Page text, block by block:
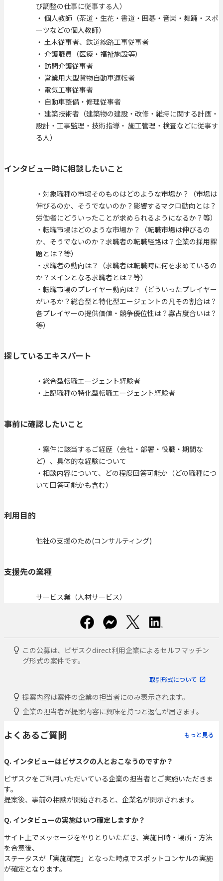
び調整の仕事に従事する人）
・ 個人教師（茶道・生花・書道・囲碁・音楽・舞踊・スポ
ーツなどの個人教師）
・ 土木従事者、鉄道線路工事従事者
・ 介護職員（医療・福祉施設等）
・ 訪問介護従事者
・ 営業用大型貨物自動車運転者
・ 電気工事従事者
・ 自動車整備・修理従事者
・ 建築技術者（建築物の建設・改修・維持に関する計画・
設計・工事監理・技術指導・ 施工管理・検査などに従事す
る人）
インタビュー時に相談したいこと
・対象職種の市場そのものはどのような市場か？（市場は
伸びるのか、そうでないのか？影響するマクロ動向とは？
労働者にどういったことが求められるようになるか？等）
・転職市場はどのような市場か？（転職市場は伸びるの
か、そうでないのか？求職者の転職経路は？企業の採用課
題とは？等）
・求職者の動向は？（求職者は転職時に何を求めているの
か？メインとなる求職者とは？等）
・転職市場のプレイヤー動向は？（どういったプレイヤー
がいるか？総合型と特化型エージェントの凡その割合は？
各プレイヤーの提供価値・競争優位性は？寡占度合いは？
等）
探しているエキスパート
・総合型転職エージェント経験者
・上記職種の特化型転職エージェント経験者
事前に確認したいこと
・案件に該当するご経歴（会社・部署・役職・期間な
ど）、具体的な経験について
・相談内容について、どの程度回答可能か（どの職種につ
いて回答可能かも含む）
利用目的
他社の支援のため(コンサルティング)
支援先の業種
サービス業（人材サービス）
この公募は、ビザスクdirect利用企業によるセルフマッチン
グ形式の案件です。
取引形式について
提案内容は案件の企業の担当者にのみ表示されます。
企業の担当者が提案内容に興味を持つと返信が届きます。
よくあるご質問 もっと見る
Q. インタビューはビザスクの人とおこなうのですか？
ビザスクをご利用いただいている企業の担当者とご実施いただきま
す。
提案後、事前の相談が開始されると、企業名が開示されます。
Q. インタビューの実施はいつ確定しますか？
サイト上でメッセージをやりとりいただき、実施日時・場所・方法
を合意後、
ステータスが「実施確定」となった時点でスポットコンサルの実施
が確定となります。